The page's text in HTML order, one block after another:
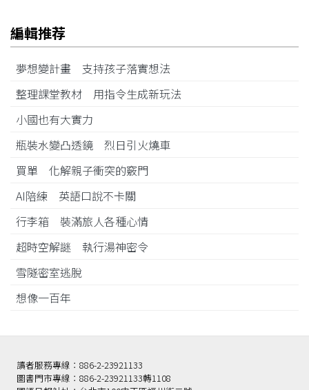
編輯推荐
夢想變計畫 支持孩子落實想法
整理課堂教材 用指令生成新玩法
小國也有大實力
瓶裝水變凸透鏡 烈日引火燒車
買單 化解親子衝突的竅門
AI陪練 英語口說不卡關
行李箱 裝滿旅人各種心情
超時空解謎 執行湯神密令
雪隧密室逃脫
想像一百年
讀者服務專線：886-2-23921133
圖書門市專線：886-2-23921133轉1108